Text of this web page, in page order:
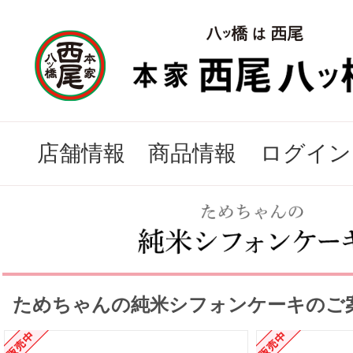
店舗情報 商品情報 ログイン
ためちゃんの純米シフォンケーキのご